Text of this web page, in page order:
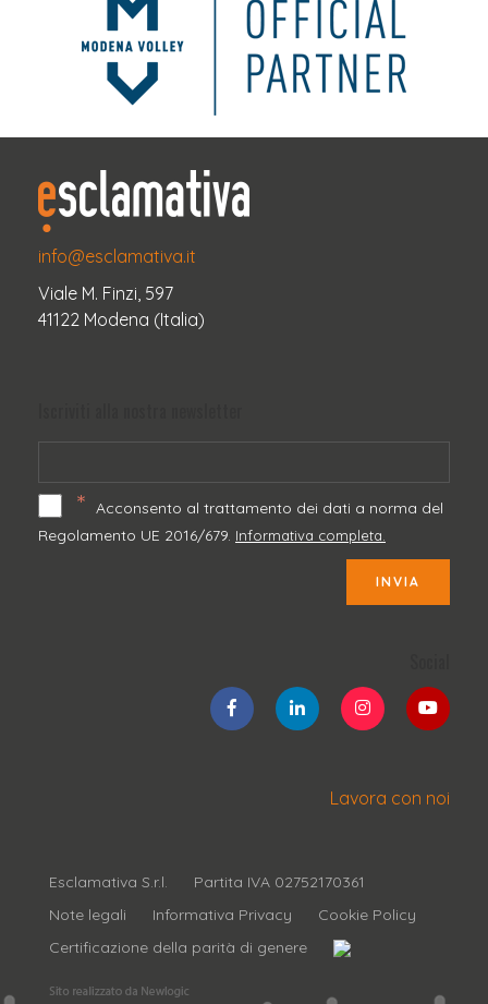
info@esclamativa.it
Viale M. Finzi, 597
41122 Modena (Italia)
* Acconsento al trattamento dei dati a norma del
Regolamento UE 2016/679. Informativa completa.
INVIA
Lavora con noi
Esclamativa S.r.l.
Partita IVA 02752170361
Note legali
Informativa Privacy
Cookie Policy
Certificazione della parità di genere